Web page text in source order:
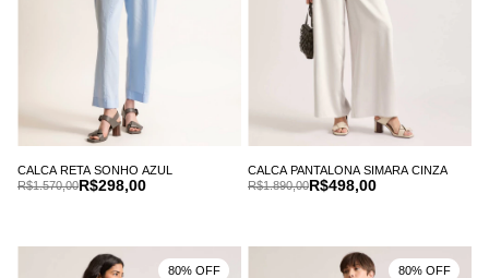
CALCA RETA SONHO AZUL
R$298,00
R$1.570,00
CALCA PANTALONA SIMARA CINZA
R$498,00
R$1.890,00
80% OFF 80% OFF